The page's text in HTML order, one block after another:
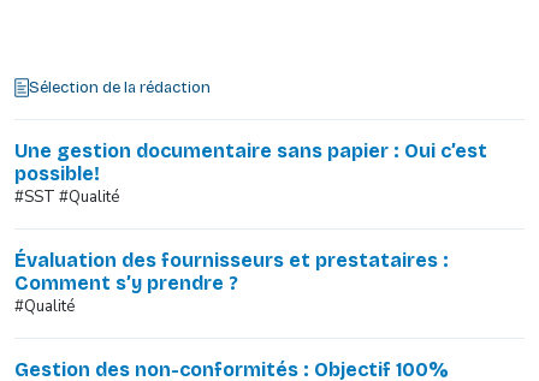
Sélection de la rédaction
Une gestion documentaire sans papier : Oui c’est
possible!
#SST #Qualité
Évaluation des fournisseurs et prestataires :
Comment s’y prendre ?
#Qualité
Gestion des non-conformités : Objectif 100%